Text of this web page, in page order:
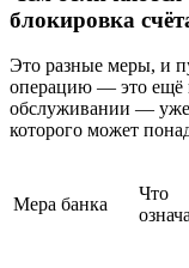
блокировка
Это разные меры, и
операцию — это ещё
обслуживании — уже
которого может
Мера банка
Что